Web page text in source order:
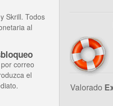
Skrill. Todos
al
correo
el
Valorado